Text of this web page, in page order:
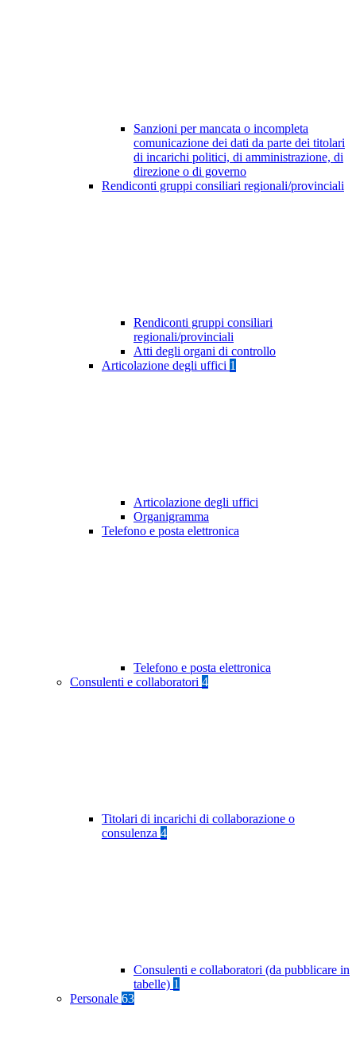
Sanzioni per mancata o incompleta
comunicazione dei dati da parte dei titolari
di incarichi politici, di amministrazione, di
direzione o di governo
Rendiconti gruppi consiliari regionali/provinciali
Rendiconti gruppi consiliari
regionali/provinciali
Atti degli organi di controllo
Articolazione degli uffici 1
Articolazione degli uffici
Organigramma
Telefono e posta elettronica
Telefono e posta elettronica
Consulenti e collaboratori 4
Titolari di incarichi di collaborazione o
consulenza 4
Consulenti e collaboratori (da pubblicare in
tabelle) 1
Personale 63